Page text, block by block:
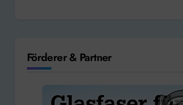
Förderer & Partner